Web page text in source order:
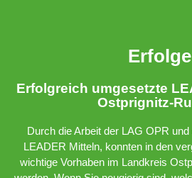
Erfolge
Erfolgreich umgesetzte
Ostprignitz-
Durch die Arbeit der LAG OPR
LEADER Mitteln, konnten in den
wichtige Vorhaben im Landkreis